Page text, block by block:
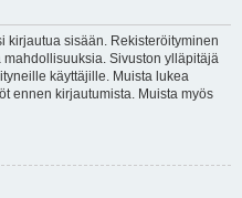
kirjautua sisään. Rekisteröityminen
Sivuston ylläpitäjä
käyttäjille. Muista lukea
ennen kirjautumista. Muista myös